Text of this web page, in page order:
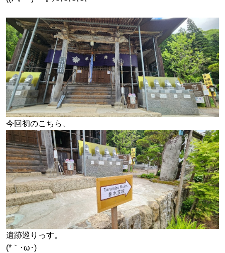
今回初のこちら、
遺跡巡りっす。
(*｀･ω･)ゞ